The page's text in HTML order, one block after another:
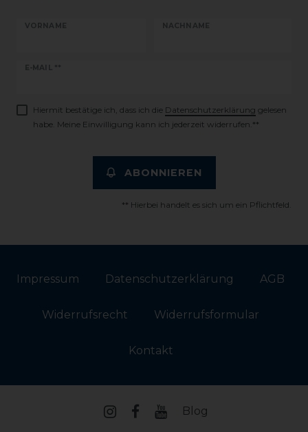
VORNAME NACHNAME
E-MAIL **
Newsletter
Hiermit bestätige ich, dass ich die Daten­schutz­erklärung gelesen
habe. Meine Einwilligung kann ich jederzeit widerrufen.**
ABONNIEREN
** Hierbei handelt es sich um ein Pflichtfeld.
Impressum Daten­schutz­erklärung AGB
Widerrufs­recht Widerrufs­formular
Kontakt
Blog